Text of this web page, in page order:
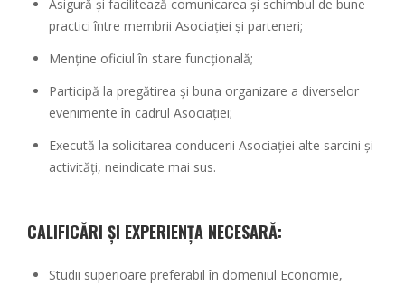
Asigură și facilitează comunicarea și schimbul de bune
practici între membrii Asociației și parteneri;
Menține oficiul în stare funcțională;
Participă la pregătirea și buna organizare a diverselor
evenimente în cadrul Asociației;
Execută la solicitarea conducerii Asociației alte sarcini și
activități, neindicate mai sus.
CALIFICĂRI ȘI EXPERIENȚA NECESARĂ:
Studii superioare preferabil în domeniul Economie,